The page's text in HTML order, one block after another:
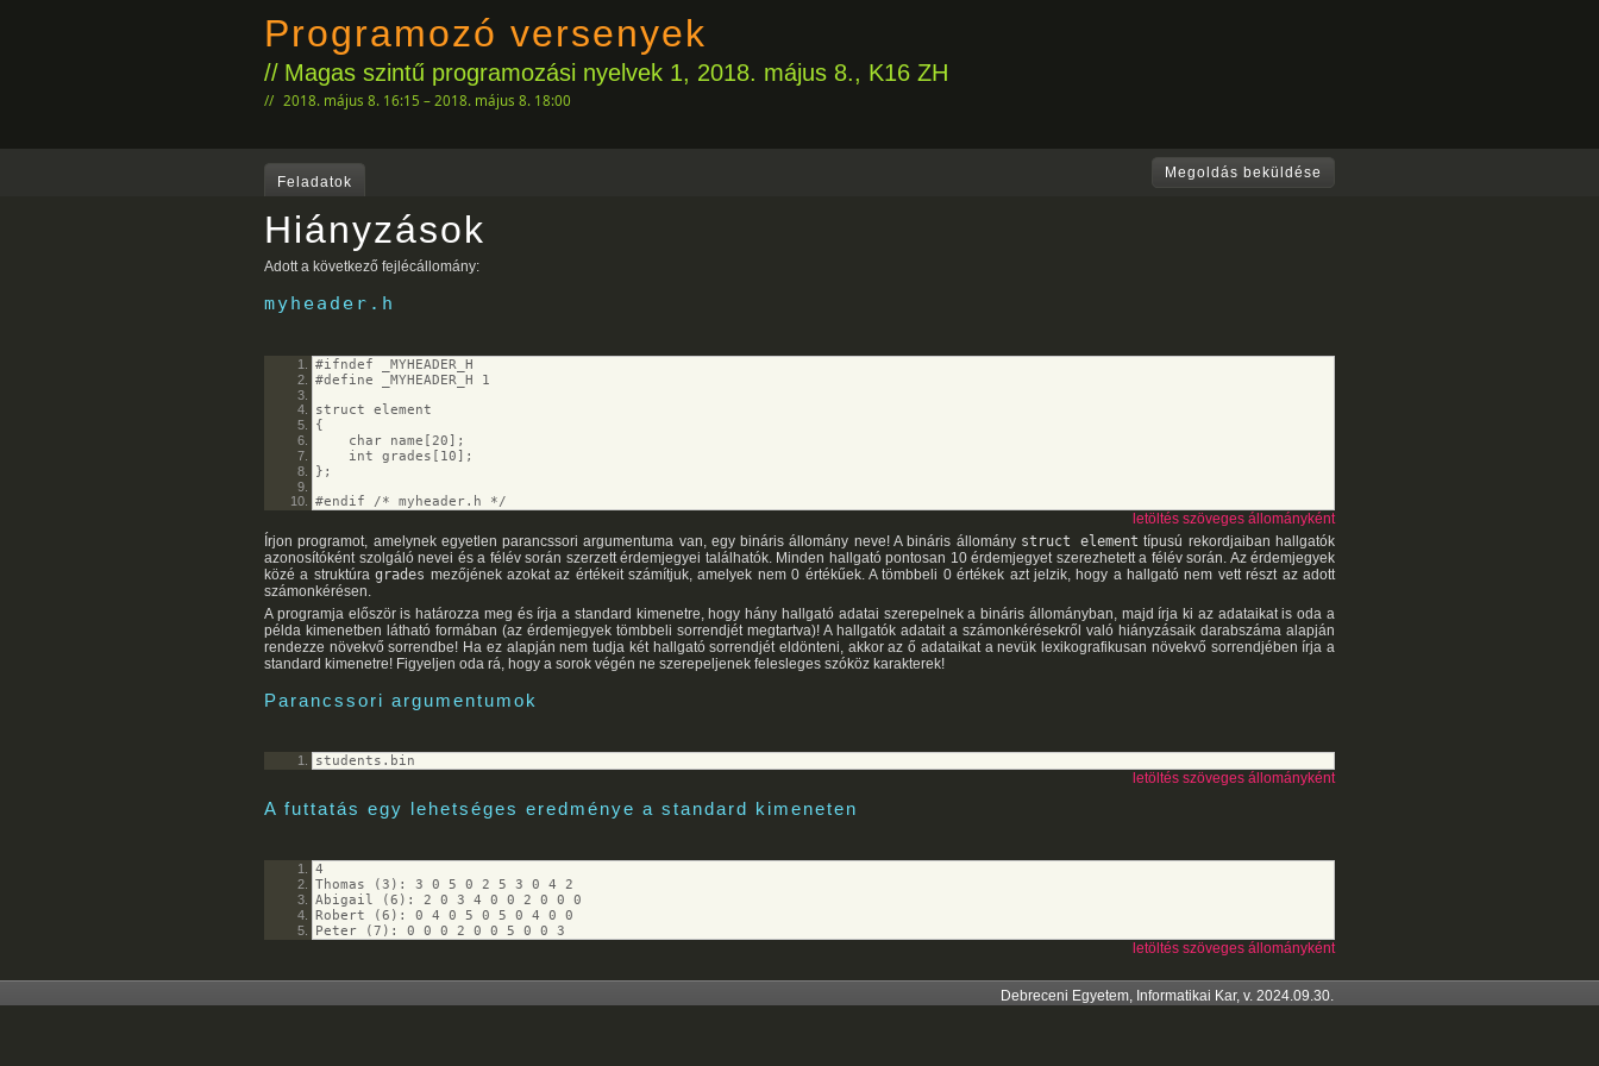
Programozó versenyek
Magas szintű programozási nyelvek 1, 2018. május 8., K16 ZH
2018. május 8. 16:15 – 2018. május 8. 18:00
Feladatok
Megoldás beküldése
Hiányzások
Adott a következő fejlécállomány:
myheader.h
#ifndef _MYHEADER_H
#define _MYHEADER_H 1
struct element
{
char name[20];
int grades[10];
};
#endif /* myheader.h */
letöltés szöveges állományként
Írjon programot, amelynek egyetlen parancssori argumentuma van, egy bináris állomány neve! A bináris állomány struct element típusú rekordjaiban hallgatók
azonosítóként szolgáló nevei és a félév során szerzett érdemjegyei találhatók. Minden hallgató pontosan 10 érdemjegyet szerezhetett a félév során. Az érdemjegyek
közé a struktúragrades mezőjének azokat az értékeit számítjuk, amelyek nem 0 értékűek. A tömbbeli 0 értékek azt jelzik, hogy a hallgató nem vett részt az adott
számonkérésen.
A programja először is határozza meg és írja a standard kimenetre, hogy hány hallgató adatai szerepelnek a bináris állományban, majd írja ki az adataikat is oda a
példa kimenetben látható formában (az érdemjegyek tömbbeli sorrendjét megtartva)! A hallgatók adatait a számonkérésekről való hiányzásaik darabszáma alapján
rendezze növekvő sorrendbe! Ha ez alapján nem tudja két hallgató sorrendjét eldönteni, akkor az ő adataikat a nevük lexikografikusan növekvő sorrendjében írja a
standard kimenetre! Figyeljen oda rá, hogy a sorok végén ne szerepeljenek felesleges szóköz karakterek!
Parancssori argumentumok
students.bin
letöltés szöveges állományként
A futtatás egy lehetséges eredménye a standard kimeneten
4
Thomas (3): 3 0 5 0 2 5 3 0 4 2
Abigail (6): 2 0 3 4 0 0 2 0 0 0
Robert (6): 0 4 0 5 0 5 0 4 0 0
Peter (7): 0 0 0 2 0 0 5 0 0 3
letöltés szöveges állományként
Debreceni Egyetem, Informatikai Kar, v. 2024.09.30.